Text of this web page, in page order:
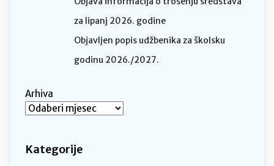
za lipanj 2026. godine
Objavljen popis udžbenika za školsku
godinu 2026./2027.
Arhiva
Kategorije